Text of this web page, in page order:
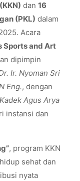
dan 16
(PKL) dalam
Acara
Sports and Art
dipimpin
Ir. Nyoman Sri
Eng., dengan
Agus Arya
instansi dan
, program KKN
sehat dan
nyata